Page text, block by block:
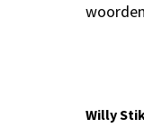
Willy